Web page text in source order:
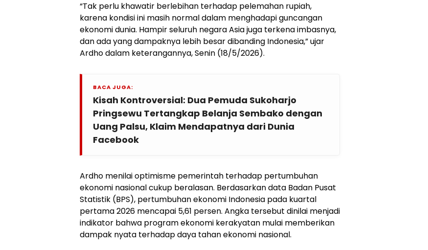
“Tak perlu khawatir berlebihan terhadap pelemahan rupiah,
karena kondisi ini masih normal dalam menghadapi guncangan
ekonomi dunia. Hampir seluruh negara Asia juga terkena imbasnya,
dan ada yang dampaknya lebih besar dibanding Indonesia,” ujar
Ardho dalam keterangannya, Senin (18/5/2026).
BACA JUGA:
Kisah Kontroversial: Dua Pemuda Sukoharjo
Pringsewu Tertangkap Belanja Sembako dengan
Uang Palsu, Klaim Mendapatnya dari Dunia
Facebook
Ardho menilai optimisme pemerintah terhadap pertumbuhan
ekonomi nasional cukup beralasan. Berdasarkan data Badan Pusat
Statistik (BPS), pertumbuhan ekonomi Indonesia pada kuartal
pertama 2026 mencapai 5,61 persen. Angka tersebut dinilai menjadi
indikator bahwa program ekonomi kerakyatan mulai memberikan
dampak nyata terhadap daya tahan ekonomi nasional.